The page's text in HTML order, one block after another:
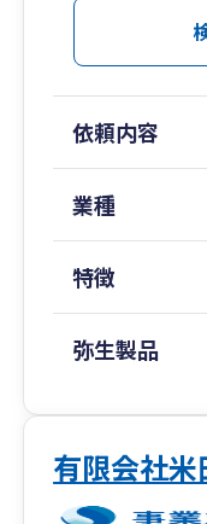
依頼内容
業種
特徴
弥生製品
有限会社